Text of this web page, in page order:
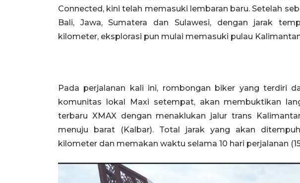
Connected, kini telah memasuki lembaran baru. Setelah
Bali, Jawa, Sumatera dan Sulawesi, dengan jarak
kilometer, eksplorasi pun mulai memasuki pulau
Pada perjalanan kali ini, rombongan biker yang terdiri
komunitas lokal Maxi setempat, akan membuktikan
terbaru XMAX dengan menaklukan jalur trans
menuju barat (Kalbar). Total jarak yang akan
kilometer dan memakan waktu selama 10 hari perjalanan